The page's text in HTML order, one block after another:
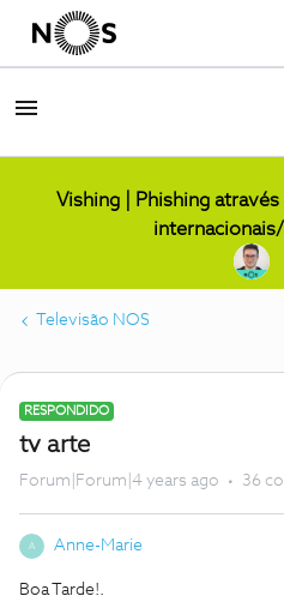
Vishing | Phishing
Televisão NOS
RESPONDIDO
tv arte
Forum|Forum|4 years ago 36
A Anne-Marie
Boa Tarde!.